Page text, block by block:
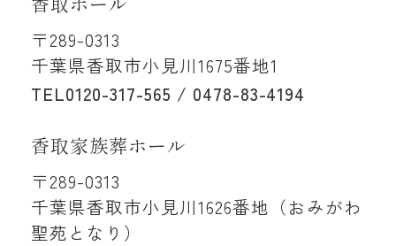
〒289-0313
千葉県香取市小見川1675番地1
TEL0120-317-565 / 0478-83-4194
香取家族葬ホール
〒289-0313
千葉県香取市小見川1626番地（おみがわ
聖苑となり）